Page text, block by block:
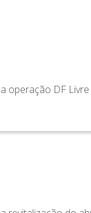
operação DF